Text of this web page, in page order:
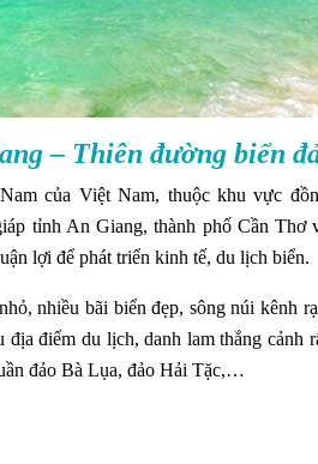
– Thiên đường biển
của Việt Nam, thuộc khu vực
tỉnh An Giang, thành phố Cần Thơ
lợi để phát triển kinh tế, du lịch biển.
nhiều bãi biển đẹp, sông núi kênh
địa điểm du lịch, danh lam thắng cảnh
đảo Bà Lụa, đảo Hải Tặc,…